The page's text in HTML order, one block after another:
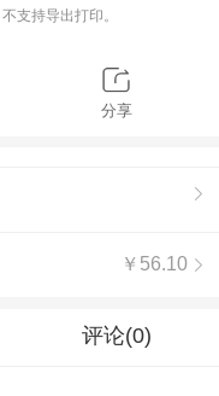
支持导出打印。
分享
￥56.10
评论(0)